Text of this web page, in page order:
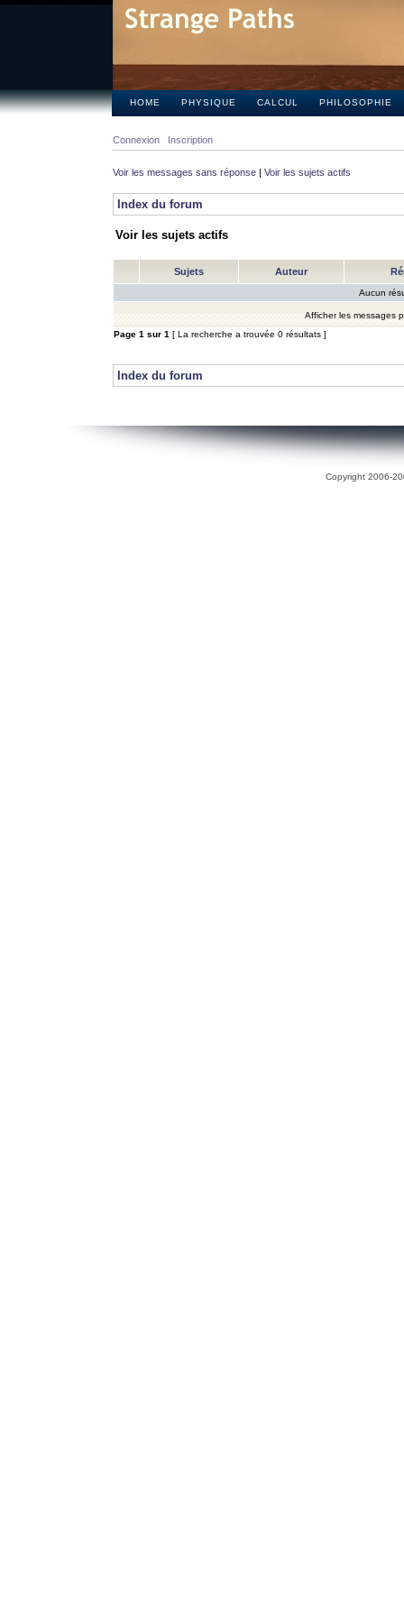
HOME PHYSIQUE CALCUL PHILOSOPHIE
Connexion Inscription
Voir les messages sans réponse | Voir les sujets actifs
Index du forum
Voir les sujets actifs
Sujets Auteur
Aucun
Afficher les messages
Page 1 sur 1 [ La recherche a trouvée 0 résultats ]
Index du forum
Copyright 2006-